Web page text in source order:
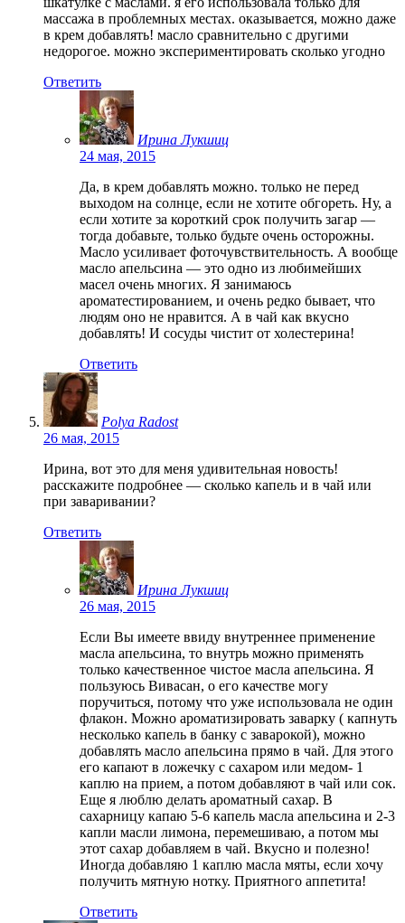
массажа в проблемных местах. оказывается, можно даже
в крем добавлять! масло сравнительно с другими
недорогое. можно экспериментировать сколько угодно
Ответить
Ирина Лукшиц
24 мая, 2015
Да, в крем добавлять можно. только не перед
выходом на солнце, если не хотите обгореть. Ну, а
если хотите за короткий срок получить загар —
тогда добавьте, только будьте очень осторожны.
Масло усиливает фоточувствительность. А вообще
масло апельсина — это одно из любимейших
масел очень многих. Я занимаюсь
ароматестированием, и очень редко бывает, что
людям оно не нравится. А в чай как вкусно
добавлять! И сосуды чистит от холестерина!
Ответить
Polya Radost
26 мая, 2015
Ирина, вот это для меня удивительная новость!
расскажите подробнее — сколько капель и в чай или
при заваривании?
Ответить
Ирина Лукшиц
26 мая, 2015
Если Вы имеете ввиду внутреннее применение
масла апельсина, то внутрь можно применять
только качественное чистое масла апельсина. Я
пользуюсь Вивасан, о его качестве могу
поручиться, потому что уже использовала не один
флакон. Можно ароматизировать заварку ( капнуть
несколько капель в банку с заварокой), можно
добавлять масло апельсина прямо в чай. Для этого
его капают в ложечку с сахаром или медом- 1
каплю на прием, а потом добавляют в чай или сок.
Еще я люблю делать ароматный сахар. В
сахарницу капаю 5-6 капель масла апельсина и 2-3
капли масли лимона, перемешиваю, а потом мы
этот сахар добавляем в чай. Вкусно и полезно!
Иногда добавляю 1 каплю масла мяты, если хочу
получить мятную нотку. Приятного аппетита!
Ответить